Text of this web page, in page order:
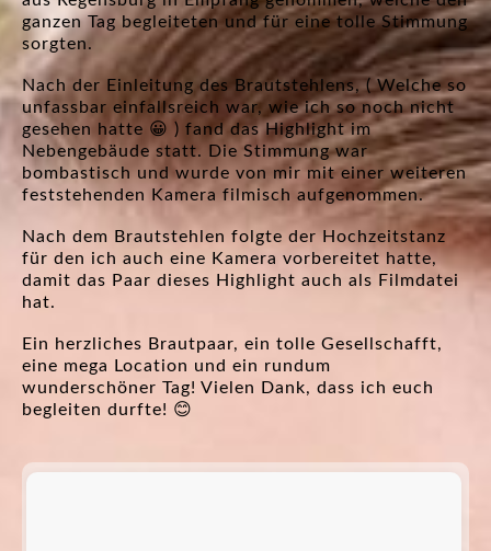
ganzen Tag begleiteten und für eine tolle Stimmung
sorgten.
Nach der Einleitung des Brautstehlens, ( Welche so
unfassbar einfallsreich war, wie ich so noch nicht
gesehen hatte 😀 ) fand das Highlight im
Nebengebäude statt. Die Stimmung war
bombastisch und wurde von mir mit einer weiteren
feststehenden Kamera filmisch aufgenommen.
Nach dem Brautstehlen folgte der Hochzeitstanz
für den ich auch eine Kamera vorbereitet hatte,
damit das Paar dieses Highlight auch als Filmdatei
hat.
Ein herzliches Brautpaar, ein tolle Gesellschafft,
eine mega Location und ein rundum
wunderschöner Tag! Vielen Dank, dass ich euch
begleiten durfte! 😊